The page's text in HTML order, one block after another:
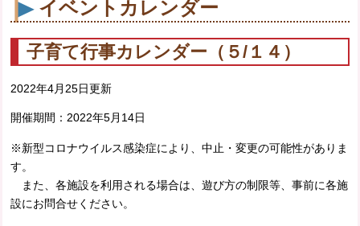
イベントカレンダー
子育て行事カレンダー（５/１４）
2022年4月25日更新
開催期間： 2022年5月14日
※新型コロナウイルス感染症により、中止・変更の可能性がありま
す。
また、各施設を利用される場合は、遊び方の制限等、事前に各施
設にお問合せください。